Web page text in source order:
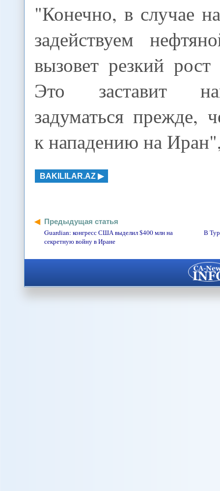
"Конечно, в случае
задействуем
вызовет резкий
Это заставит
задуматься прежде,
к нападению на
BAKILILAR.AZ
Предыдущая статья
Guardian: конгресс США выделил $400 млн на
секретную войну в Иране
В